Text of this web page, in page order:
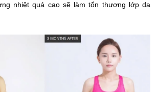
nhiệt quá cao sẽ làm tổn thương lớp da